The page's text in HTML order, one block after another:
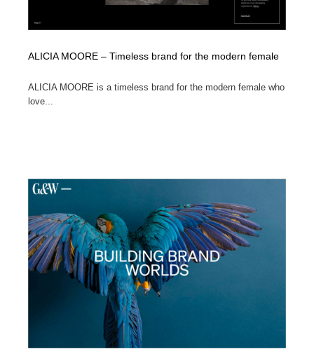
ALICIA MOORE – Timeless brand for the modern female
ALICIA MOORE is a timeless brand for the modern female who
love...